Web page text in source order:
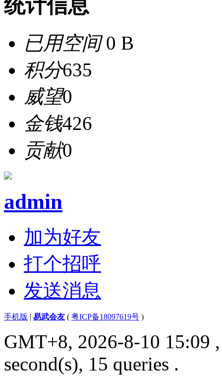
统计信息
已用空间0 B
积分635
威望0
金钱426
贡献0
admin
加为好友
打个招呼
发送消息
手机版 | 易武会友 ( 粤ICP备18097619号 )
GMT+8, 2026-8-10 15:09
second(s), 15 queries .